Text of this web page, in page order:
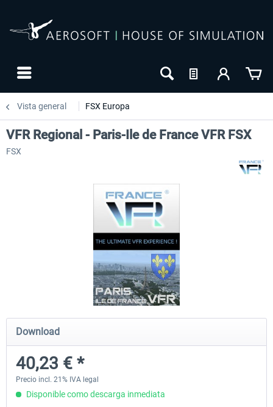
Vista general FSX Europa
Mega Airport Frankfurt V2.0
30,45 € *
Mega Airport Berlin
VFR Regional - Paris-Ile de France VFR FSX
FSX
Download
40,23 € *
Precio incl. 21% IVA legal
Disponible como descarga inmediata